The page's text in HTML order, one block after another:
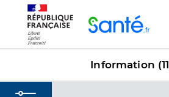
Information (11
Panneau de gestion des cookies